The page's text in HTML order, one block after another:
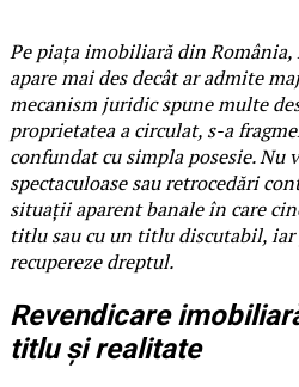
Pe piața imobiliară din
apare mai des decât ar admite
mecanism juridic spune multe
proprietatea a circulat, s-a
confundat cu simpla posesie.
spectaculoase sau retrocedări
situații aparent banale în care
titlu sau cu un titlu discutabil,
recupereze dreptul.
Revendicare
titlu și realitate